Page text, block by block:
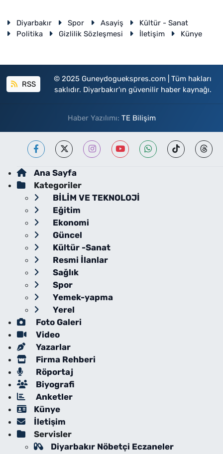
Diyarbakır Spor Asayiş
Kültür - Sanat
Politika
Gizlilik Sözleşmesi İletişim Künye
RSS
© 2025 Guneydoguekspres.com | Tüm hakları
saklıdır. Diyarbakır'ın güvenilir haber kaynağı.
Haber Yazılımı: TE Bilişim
Ana Sayfa
Kategoriler
BİLİM VE TEKNOLOJİ
Eğitim
Ekonomi
Güncel
Kültür -Sanat
Resmi İlanlar
Sağlık
Spor
Yemek-yapma
Yerel
Foto Galeri
Video
Yazarlar
Firma Rehberi
Röportaj
Biyografi
Anketler
Künye
İletişim
Servisler
Diyarbakır Nöbetçi Eczaneler